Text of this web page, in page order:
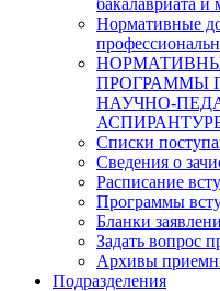
бакалавриата и
Нормативные
ПРОГРАММЫ
НАУЧНО-
Списки
Сведения о
Расписание
Программы
Бланки
Задать вопрос
Архивы
Подразделения